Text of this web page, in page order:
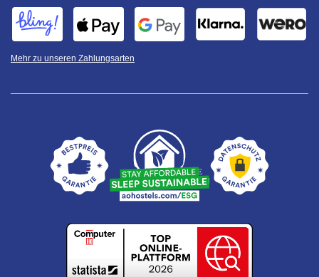
Mehr zu unseren Zahlungsarten